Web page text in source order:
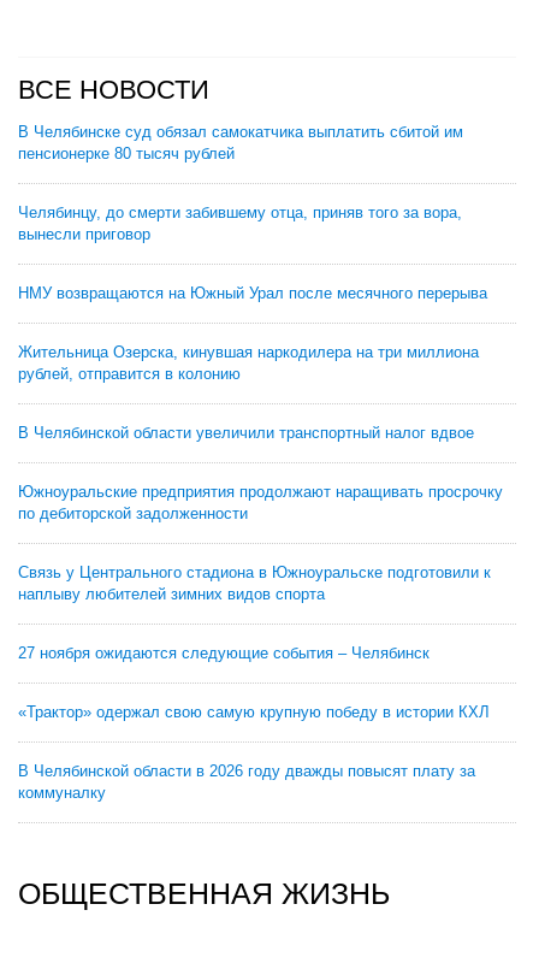
ВСЕ НОВОСТИ
В Челябинске суд обязал самокатчика выплатить сбитой им
пенсионерке 80 тысяч рублей
Челябинцу, до смерти забившему отца, приняв того за вора,
вынесли приговор
НМУ возвращаются на Южный Урал после месячного перерыва
Жительница Озерска, кинувшая наркодилера на три миллиона
рублей, отправится в колонию
В Челябинской области увеличили транспортный налог вдвое
Южноуральские предприятия продолжают наращивать просрочку
по дебиторской задолженности
Связь у Центрального стадиона в Южноуральске подготовили к
наплыву любителей зимних видов спорта
27 ноября ожидаются следующие события – Челябинск
«Трактор» одержал свою самую крупную победу в истории КХЛ
В Челябинской области в 2026 году дважды повысят плату за
коммуналку
ОБЩЕСТВЕННАЯ ЖИЗНЬ